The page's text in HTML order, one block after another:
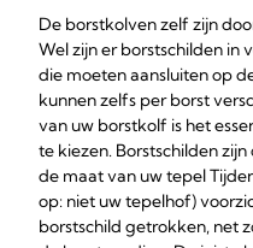
De borstkolven zelf zijn
Wel zijn er borstschilden in
die moeten aansluiten op
kunnen zelfs per borst
van uw borstkolf is het
te kiezen. Borstschilden
de maat van uw tepel
op: niet uw tepelhof)
borstschild getrokken, net